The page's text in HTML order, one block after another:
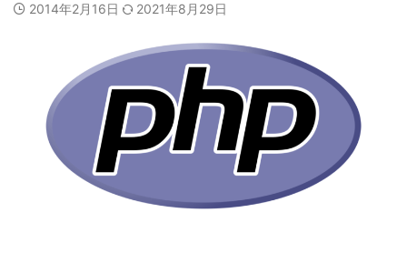
2014年2月16日 2021年8月29日